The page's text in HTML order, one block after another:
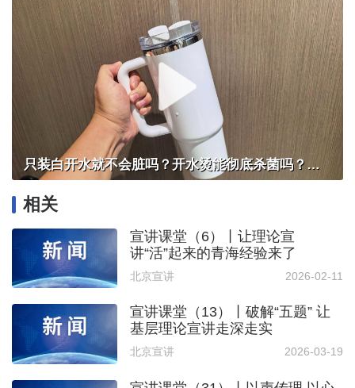
只装白开水就不会脏吗？开水烫能彻底杀菌吗？感控专家详解“吸管杯”藏菌真相｜都视频·热观察
相关
宣讲课堂（6）丨让理论宣
讲“活”起来的青海经验来了
北京宣讲 2026-02-11
宣讲课堂（13）丨破解“五题” 让
基层理论宣讲走深走实
北京宣讲 2026-03-19